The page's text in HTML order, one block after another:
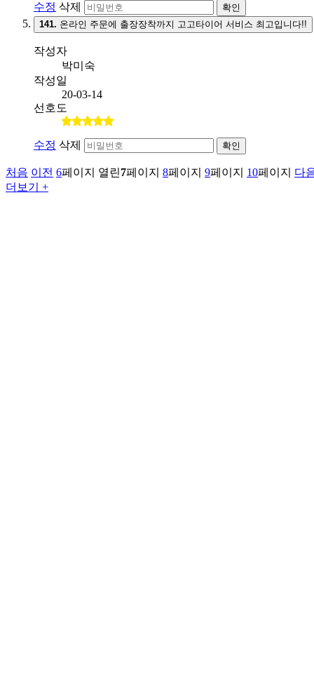
수정 삭제
확인
141. 온라인 주문에 출장장착까지 고고타이어 서비스 최고입니다!!
작성자
박미숙
작성일
20-03-14
선호도
수정 삭제 확인
처음 이전 6페이지 열린7페이지 8페이지 9페이지 10페이지
다
더보기 +